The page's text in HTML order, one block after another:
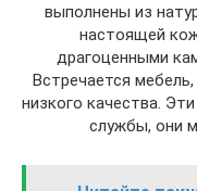
выполнены из
настоящей
драгоценными
Встречается
низкого качества.
службы, они